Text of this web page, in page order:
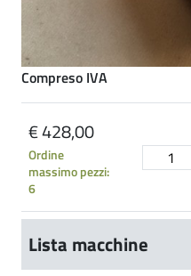
Compreso IVA
€ 428,00
Ordine
massimo pezzi:
6
Lista macchine